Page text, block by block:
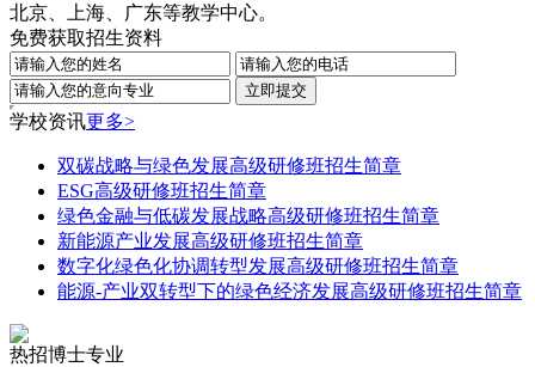
北京、上海、广东等教学中心。
免费获取招生资料
学校资讯更多>
双碳战略与绿色发展高级研修班招生简章
ESG高级研修班招生简章
绿色金融与低碳发展战略高级研修班招生简章
新能源产业发展高级研修班招生简章
数字化绿色化协调转型发展高级研修班招生简章
能源-产业双转型下的绿色经济发展高级研修班招生简章
热招博士专业